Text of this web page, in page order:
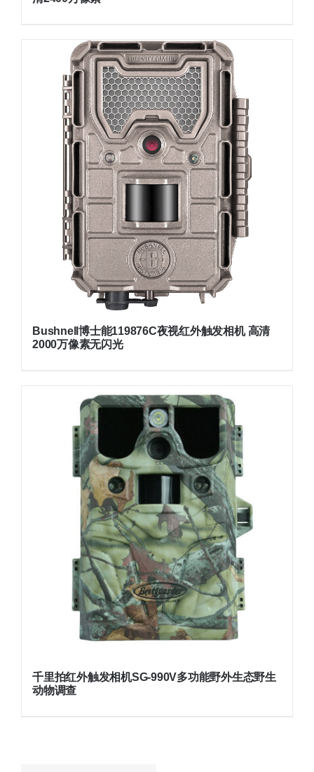
Bushnell博士能119876C夜视红外触发相机 高清
2000万像素无闪光
千里拍红外触发相机SG-990V多功能野外生态野生
动物调查